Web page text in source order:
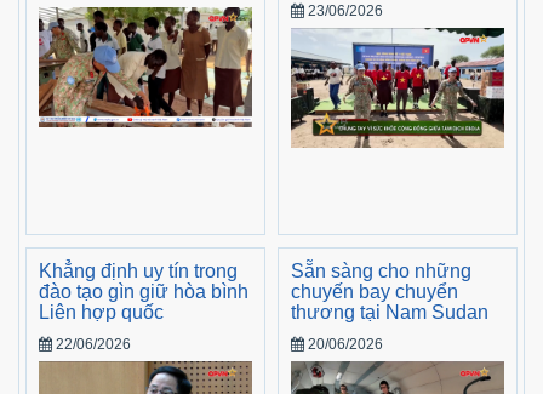
23/06/2026
Khẳng định uy tín trong
đào tạo gìn giữ hòa bình
Liên hợp quốc
22/06/2026
Sẵn sàng cho những
chuyến bay chuyển
thương tại Nam Sudan
20/06/2026